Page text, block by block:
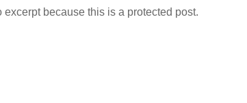
excerpt because this is a protected post.